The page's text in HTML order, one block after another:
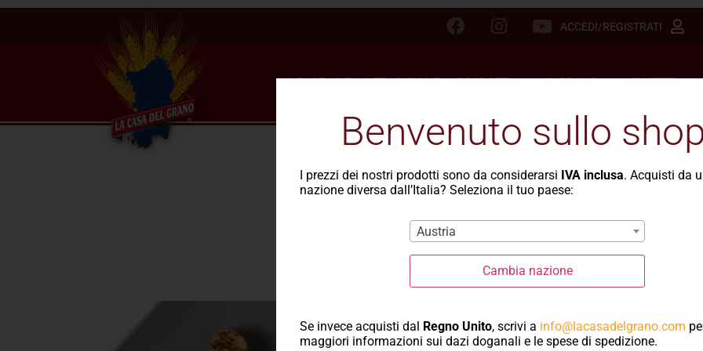
ACCEDI/REGISTRATI
LA PASTA DELLA TRADIZIONE PRODOTTI IL GRANO RICETTE
Ricette con semola
Benvenuto sullo
I prezzi dei nostri prodotti sono da considerarsi IVA inclusa. Acquisti da
nazione diversa dall’Italia? Seleziona il tuo paese:
Austria
Cambia nazione
Se invece acquisti dal Regno Unito, scrivi a info@lacasadelgrano.com
maggiori informazioni sui dazi doganali e le spese di spedizione.